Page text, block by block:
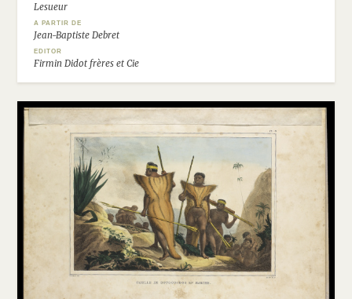
Lesueur
A PARTIR DE
Jean-Baptiste Debret
EDITOR
Firmin Didot frères et Cie